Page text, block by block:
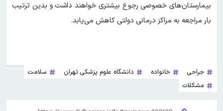
بیمارستان‌های خصوصی رجوع بیشتری خواهند داشت و بدین ترتیب
بار مراجعه به مراکز درمانی دولتی کاهش می‌یابد.
جراحی خانواده دانشگاه علوم پزشکی تهران
سلامت
مشکلات